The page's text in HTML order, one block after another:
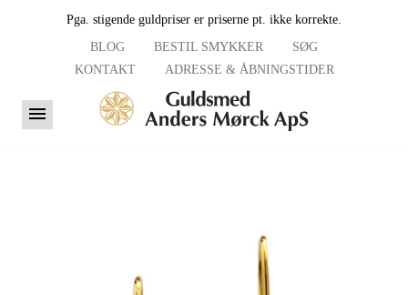
Pga. stigende guldpriser er priserne pt. ikke korrekte.
BLOG
BESTIL SMYKKER
SØG
KONTAKT
ADRESSE & ÅBNINGSTIDER